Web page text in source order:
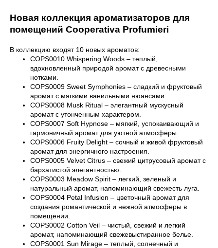
Новая коллекция ароматизаторов для
помещений Cooperativa Profumieri
В коллекцию входят 10 новых ароматов:
COPS0010 Whispering Woods – теплый,
вдохновленный природой аромат с древесными
нотками.
COPS0009 Sweet Symphonies – сладкий и фруктовый
аромат с мягкими ванильными нюансами.
COPS0008 Musk Ritual – элегантный мускусный
аромат с утонченным характером.
COPS0007 Soft Hypnose – мягкий, успокаивающий и
гармоничный аромат для уютной атмосферы.
COPS0006 Fruity Delight – сочный и живой фруктовый
аромат для энергичного настроения.
COPS0005 Velvet Citrus – свежий цитрусовый аромат с
бархатистой элегантностью.
COPS0003 Meadow Spirit – легкий, зеленый и
натуральный аромат, напоминающий свежесть луга.
COPS0004 Petal Infusion – цветочный аромат для
создания романтической и нежной атмосферы в
помещении.
COPS0002 Cotton Veil – чистый, свежий и легкий
аромат, напоминающий свежевыстиранное белье.
COPS0001 Sun Mirage – теплый, солнечный и